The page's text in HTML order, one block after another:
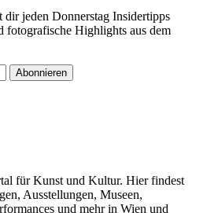
jeden Donnerstag Insidertipps
fotografische Highlights aus dem
Abonnieren
für Kunst und Kultur. Hier findest
Ausstellungen, Museen,
und mehr in Wien und